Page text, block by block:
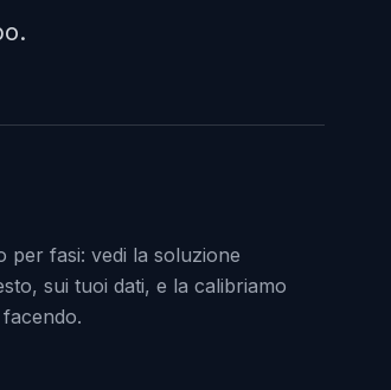
per fasi: vedi la soluzione
sui tuoi dati, e la calibriamo